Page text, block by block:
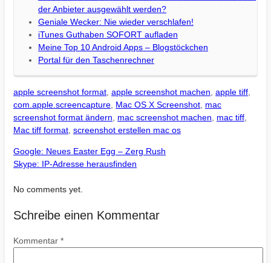
der Anbieter ausgewählt werden?
Geniale Wecker: Nie wieder verschlafen!
iTunes Guthaben SOFORT aufladen
Meine Top 10 Android Apps – Blogstöckchen
Portal für den Taschenrechner
apple screenshot format apple screenshot machen apple tiff
com.apple.screencapture Mac OS X Screenshot mac
screenshot format ändern
mac screenshot machen mac tiff
Mac tiff format screenshot erstellen mac os
Google: Neues Easter Egg – Zerg Rush
Skype: IP-Adresse herausfinden
No comments yet.
Schreibe einen Kommentar
Kommentar *